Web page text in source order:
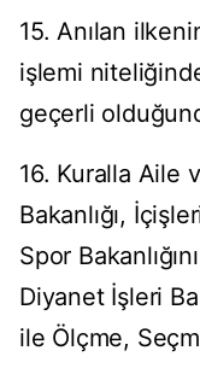
15. Anılan
işlemi
geçerli
16. Kuralla Aile
Bakanlığı,
Spor
Diyanet İşleri
ile Ölçme,